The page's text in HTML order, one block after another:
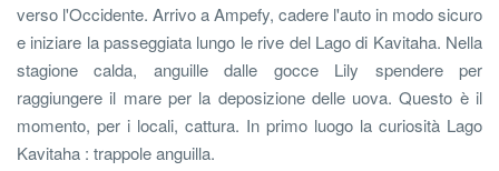
verso l'Occidente. Arrivo a Ampefy, cadere l'auto in modo sicuro
e iniziare la passeggiata lungo le rive del Lago di Kavitaha. Nella
stagione calda, anguille dalle gocce Lily spendere per
raggiungere il mare per la deposizione delle uova. Questo è il
momento, per i locali, cattura. In primo luogo la curiosità Lago
Kavitaha : trappole anguilla.